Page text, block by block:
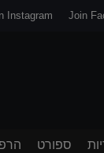
Join
Instagram
ספורט